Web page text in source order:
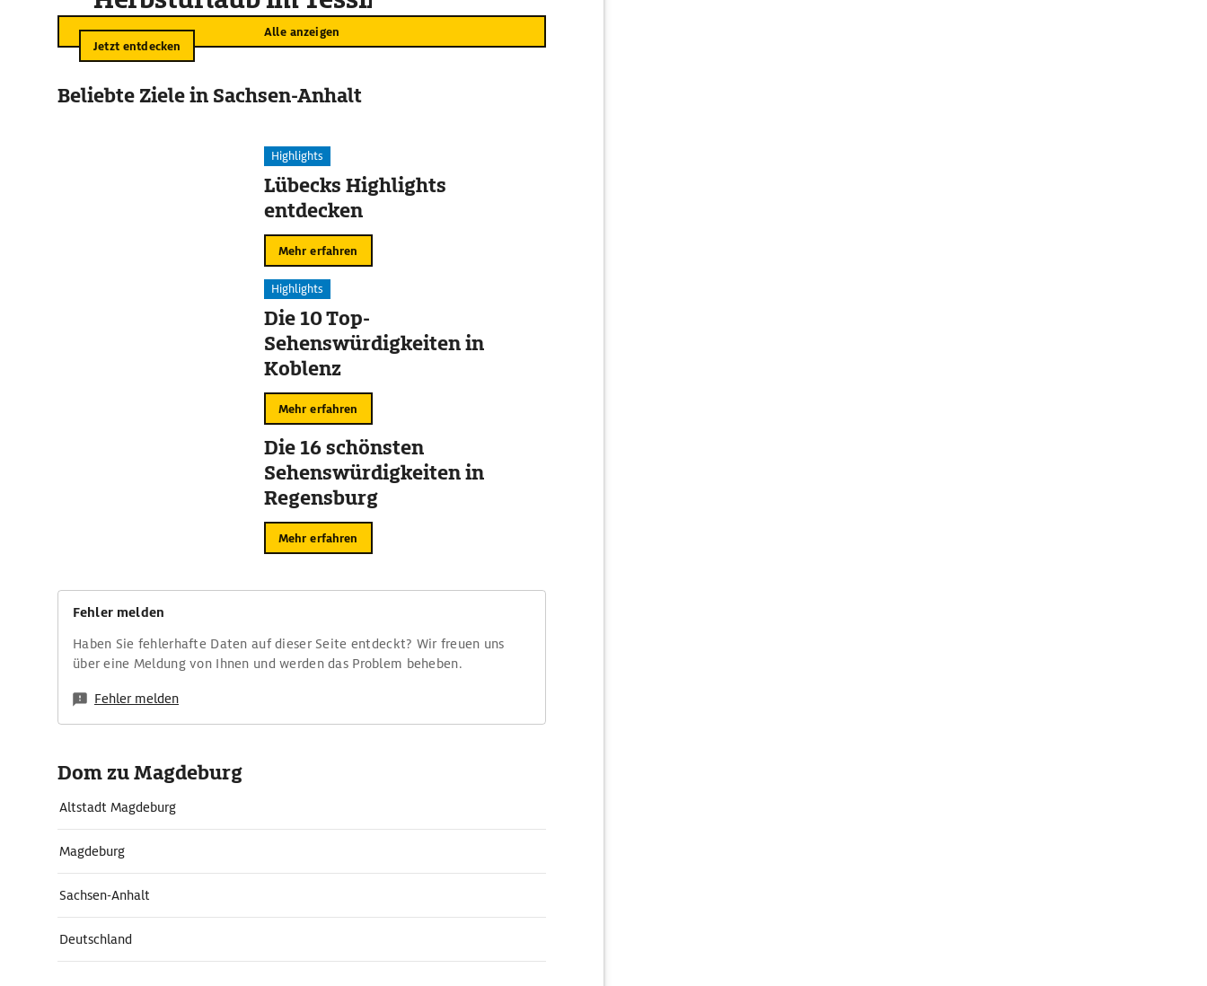
Alle anzeigen
Jetzt entdecken
Beliebte Ziele in Sachsen-Anhalt
Highlights
Lübecks Highlights
entdecken
Mehr erfahren
Highlights
Die 10 Top-
Sehenswürdigkeiten in
Koblenz
Mehr erfahren
Die 16 schönsten
Sehenswürdigkeiten in
Regensburg
Mehr erfahren
Fehler melden
Haben Sie fehlerhafte Daten auf dieser Seite entdeckt? Wir freuen uns
über eine Meldung von Ihnen und werden das Problem beheben.
Fehler melden
Dom zu Magdeburg
Altstadt Magdeburg
Magdeburg
Sachsen-Anhalt
Deutschland